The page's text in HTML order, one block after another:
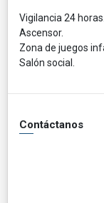
Vigilancia 24 horas.
Ascensor.
Zona de juegos
Salón social.
Contáctanos